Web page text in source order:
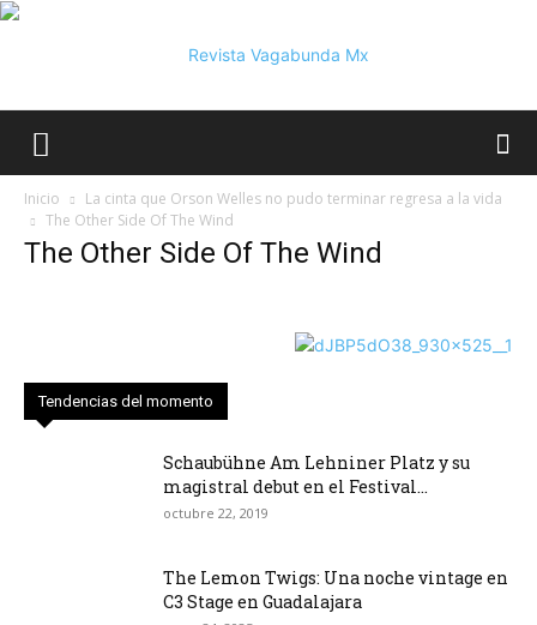
Mx
Inicio
La cinta que Orson Welles no pudo terminar regresa a la vida
The Other Side Of The Wind
The Other Side Of The Wind
Tendencias del momento
Schaubühne Am Lehniner Platz y su
magistral debut en el Festival...
octubre 22, 2019
The Lemon Twigs: Una noche vintage en
C3 Stage en Guadalajara